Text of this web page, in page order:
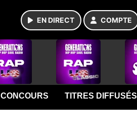
EN DIRECT COMPTE
CONCOURS TITRES DIFFUSÉS